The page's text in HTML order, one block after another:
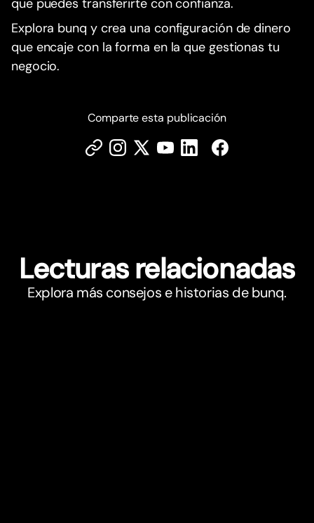
que puedes transferirte con confianza.
Explora bunq y crea una configuración de dinero
que encaje con la forma en la que gestionas tu
negocio.
Comparte esta publicación
Lecturas relacionadas
Explora más consejos e historias de bunq.